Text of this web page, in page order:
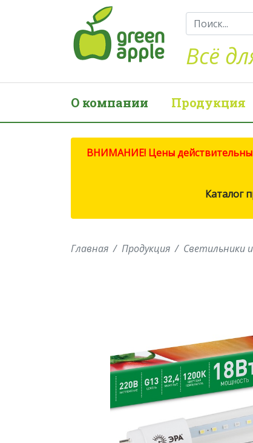
Всё
О компании Продукция
ВНИМАНИЕ! Цены действительны
Каталог
Главная Продукция Светильники